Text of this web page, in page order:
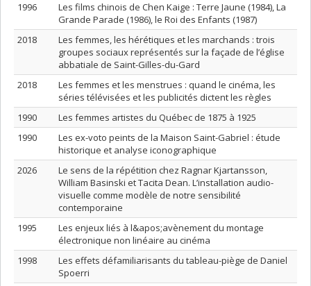
1996
Les films chinois de Chen Kaige : Terre Jaune (1984), La
Grande Parade (1986), le Roi des Enfants (1987)
2018
Les femmes, les hérétiques et les marchands : trois
groupes sociaux représentés sur la façade de l’église
abbatiale de Saint-Gilles-du-Gard
2018
Les femmes et les menstrues : quand le cinéma, les
séries télévisées et les publicités dictent les règles
1990
Les femmes artistes du Québec de 1875 à 1925
1990
Les ex-voto peints de la Maison Saint-Gabriel : étude
historique et analyse iconographique
2026
Le sens de la répétition chez Ragnar Kjartansson,
William Basinski et Tacita Dean. L’installation audio-
visuelle comme modèle de notre sensibilité
contemporaine
1995
Les enjeux liés à l&apos;avènement du montage
électronique non linéaire au cinéma
1998
Les effets défamiliarisants du tableau-piège de Daniel
Spoerri